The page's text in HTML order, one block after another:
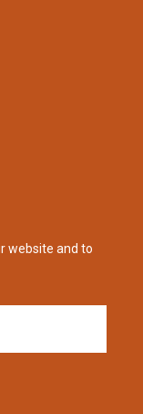
website and to